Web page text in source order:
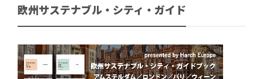
欧州サステナブル・シティ・ガイド